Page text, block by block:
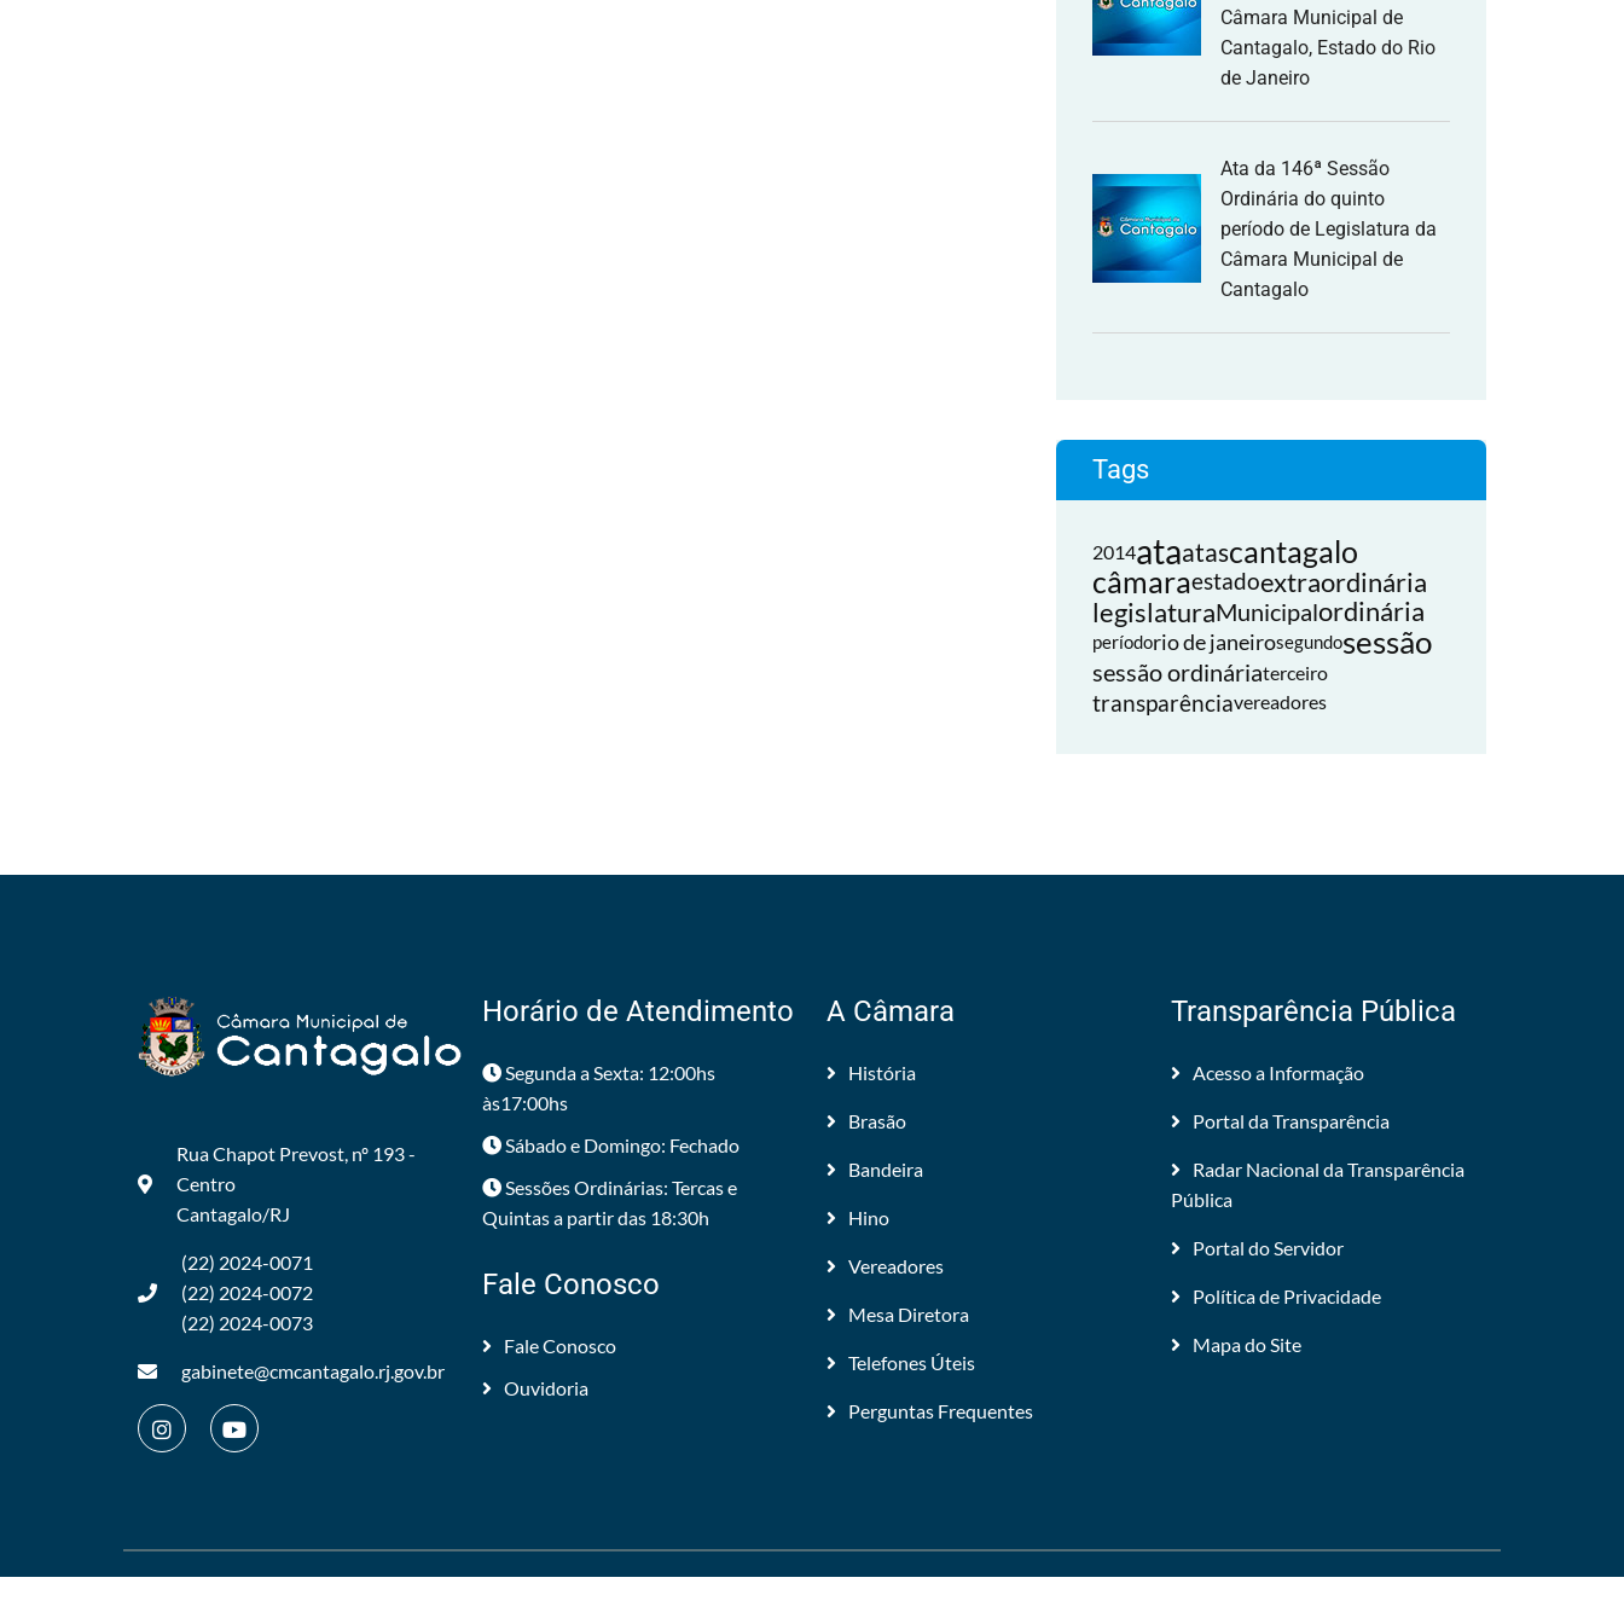
Câmara Municipal de
Cantagalo, Estado do Rio
de Janeiro
Ata da 146ª Sessão
Ordinária do quinto
período de Legislatura da
Câmara Municipal de
Cantagalo
Tags
2014ataatascantagalo
câmaraestadoextraordinária
legislaturaMunicipalordinária
períodorio de janeirosegundosessão
sessão ordináriaterceiro
transparênciavereadores
Rua Chapot Prevost, nº 193 -
Centro
Cantagalo/RJ
(22) 2024-0071
(22) 2024-0072
(22) 2024-0073
gabinete@cmcantagalo.rj.gov.br
Horário de Atendimento
Segunda a Sexta: 12:00hs
às17:00hs
Sábado e Domingo: Fechado
Sessões Ordinárias: Tercas e
Quintas a partir das 18:30h
Fale Conosco
Fale Conosco
Ouvidoria
A Câmara
História
Brasão
Bandeira
Hino
Vereadores
Mesa Diretora
Telefones Úteis
Perguntas Frequentes
Transparência Pública
Acesso a Informação
Portal da Transparência
Radar Nacional da Transparência
Pública
Portal do Servidor
Política de Privacidade
Mapa do Site